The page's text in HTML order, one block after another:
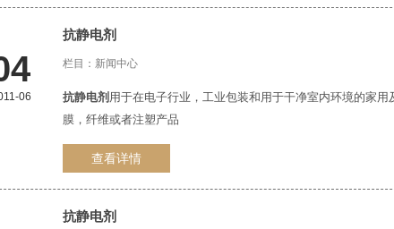
06
抗静电剂
栏目： 新闻中心
抗静电剂 用于在电子行业，工业包装和用于干净室内环境的家
膜，纤维或者注塑产品
查看详情
抗静电剂